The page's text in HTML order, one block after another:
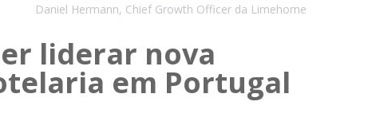
Daniel Hermann, Chief Growth Officer da Limehome
liderar nova
em Portugal